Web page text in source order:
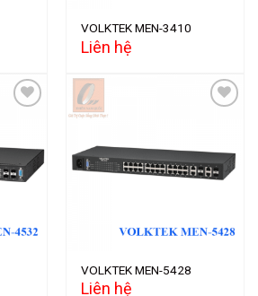
VOLKTEK MEN-3410
Liên hệ
Add to
wishlist
Add to
wishlist
VOLKTEK MEN-5428
Liên hệ